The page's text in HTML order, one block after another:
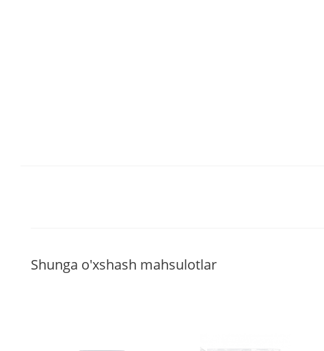
Shunga o'xshash mahsulotlar